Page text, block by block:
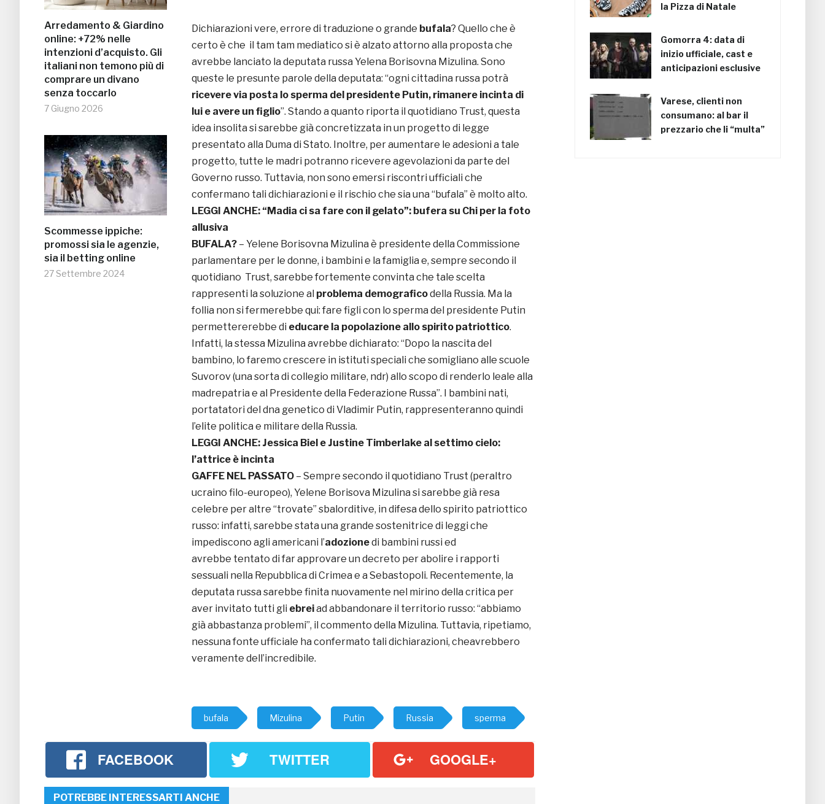
Arredamento & Giardino
online: +72% nelle
intenzioni d’acquisto. Gli
italiani non temono più di
comprare un divano
senza toccarlo
7 Giugno 2026
Scommesse ippiche:
promossi sia le agenzie,
sia il betting online
27 Settembre 2024
Dichiarazioni vere, errore di traduzione o grande bufala? Quello che è
certo è che il tam tam mediatico si è alzato attorno alla proposta che
avrebbe lanciato la deputata russa Yelena Borisovna Mizulina. Sono
queste le presunte parole della deputata: “ogni cittadina russa potrà
ricevere via posta lo sperma del presidente Putin, rimanere incinta di
lui e avere un figlio”. Stando a quanto riporta il quotidiano Trust, questa
idea insolita si sarebbe già concretizzata in un progetto di legge
presentato alla Duma di Stato. Inoltre, per aumentare le adesioni a tale
progetto, tutte le madri potranno ricevere agevolazioni da parte del
Governo russo. Tuttavia, non sono emersi riscontri ufficiali che
confermano tali dichiarazioni e il rischio che sia una “bufala” è molto alto.
LEGGI ANCHE: “Madia ci sa fare con il gelato”: bufera su Chi per la foto
allusiva
BUFALA? – Yelene Borisovna Mizulina è presidente della Commissione
parlamentare per le donne, i bambini e la famiglia e, sempre secondo il
quotidiano Trust, sarebbe fortemente convinta che tale scelta
rappresenti la soluzione al problema demograficodella Russia. Ma la
follia non si fermerebbe qui: fare figli con lo sperma del presidente Putin
permettererebbe di educare la popolazione allo spirito patriottico.
Infatti, la stessa Mizulina avrebbe dichiarato: “Dopo la nascita del
bambino, lo faremo crescere in istituti speciali che somigliano alle scuole
Suvorov (una sorta di collegio militare, ndr) allo scopo di renderlo leale alla
madrepatria e al Presidente della Federazione Russa”. I bambini nati,
portatatori del dna genetico di Vladimir Putin, rappresenteranno quindi
l’elite politica e militare della Russia.
LEGGI ANCHE: Jessica Biel e Justine Timberlake al settimo cielo:
l’attrice è incinta
GAFFE NEL PASSATO – Sempre secondo il quotidiano Trust (peraltro
ucraino filo-europeo), Yelene Borisova Mizulina si sarebbe già resa
celebre per altre “trovate” sbalorditive, in difesa dello spirito patriottico
russo: infatti, sarebbe stata una grande sostenitrice di leggi che
impediscono agli americani l’adozionedi bambini russi ed
avrebbe tentato di far approvare un decreto per abolire i rapporti
sessuali nella Repubblica di Crimea e a Sebastopoli. Recentemente, la
deputata russa sarebbe finita nuovamente nel mirino della critica per
aver invitato tutti gli ebreiad abbandonare il territorio russo: “abbiamo
già abbastanza problemi”, il commento della Mizulina. Tuttavia, ripetiamo,
nessuna fonte ufficiale ha confermato tali dichiarazioni, cheavrebbero
veramente dell’incredibile.
bufala Mizulina Putin Russia sperma
FACEBOOK TWITTER GOOGLE+
POTREBBE INTERESSARTI ANCHE
la Pizza di Natale
Gomorra 4: data di
inizio ufficiale, cast e
anticipazioni esclusive
Varese, clienti non
consumano: al bar il
prezzario che li “multa”